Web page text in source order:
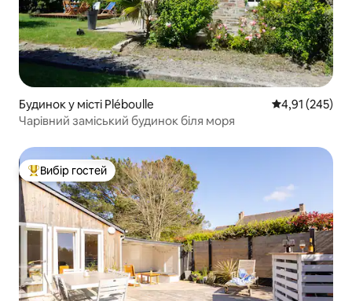
Будинок у місті Pléboulle Середня
4,91 (245)
Чарівний заміський будинок біля моря
Топ вибір гостей
Вибір гостей